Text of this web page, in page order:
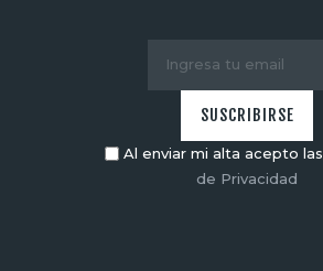
Al enviar mi alta acepto las
de Privacidad